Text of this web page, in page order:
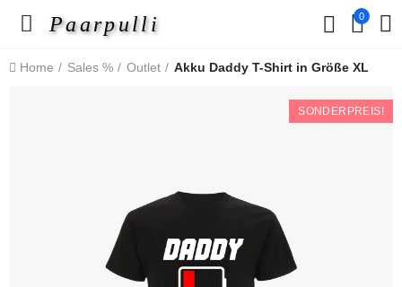
Paarpulli 0
Home Sales % Outlet Akku Daddy T-Shirt in Größe XL
SONDERPREIS!